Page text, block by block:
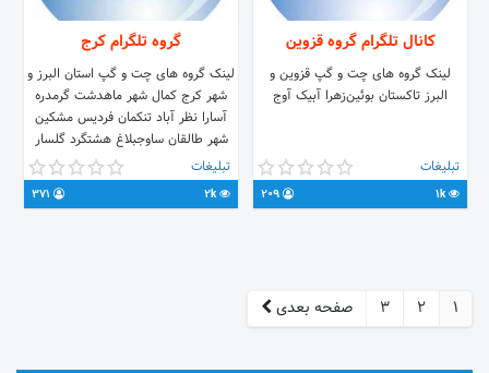
کانال تلگرام گروه قزوین
لینک گروه های چت و گپ قزوین و
البرز تاکستان بوئین‌زهرا آبیک آوج
تبلیغات
1k
گروه تلگرام کرج
لینک گروه های چت و گپ استان البرز و
شهر کرج کمال شهر ماهدشت گرمدره
آسارا نظر آباد تنکمان فردیس مشکین
شهر طالقان ساوجبلاغ هشتگرد گلسار
کوهسار و اشتهارد را در این کانال دنبال
کنید. جهت تبلیغات به آیدی زیر پیام
بدین👇👇👇 @poshtiban_linkdoni
تبلیغات
2k
1
2
3 صفحه بعدی